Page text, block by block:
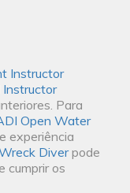
Instructor
Instructor
Para
Open Water
experiência
Diverpode
cumprir os